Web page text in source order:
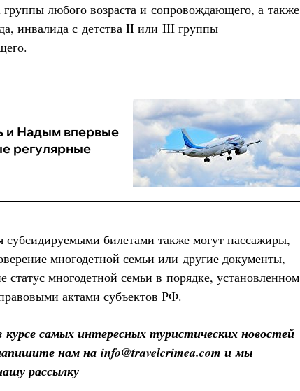
любого возраста и сопровождающего, а также
инвалида с детства II или III группы
и Надым впервые
регулярные
субсидируемыми билетами также могут пассажиры,
многодетной семьи или другие документы,
статус многодетной семьи в порядке, установленном
актами субъектов РФ.
самых интересных туристических новостей
нам на info@travelcrimea.com и мы
рассылку